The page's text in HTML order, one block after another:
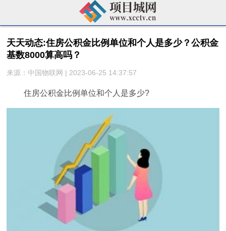
天天动态:住房公积金比例单位和个人是多少？公积金
基数8000算高吗？
来源：中国物联网 | 2023-06-25 14:37:57
住房公积金比例单位和个人是多少?